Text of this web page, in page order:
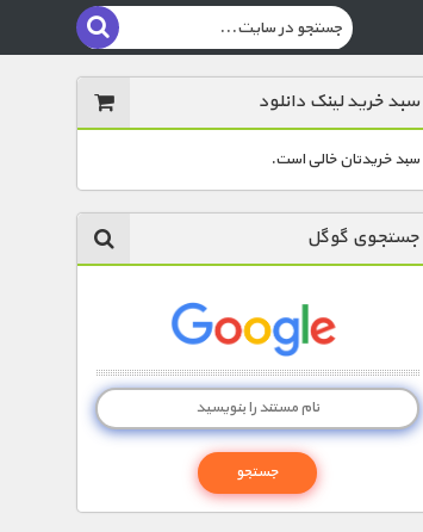
سبد خرید لینک دانلود
سبد خریدتان خالی است.
جستجوی گوگل